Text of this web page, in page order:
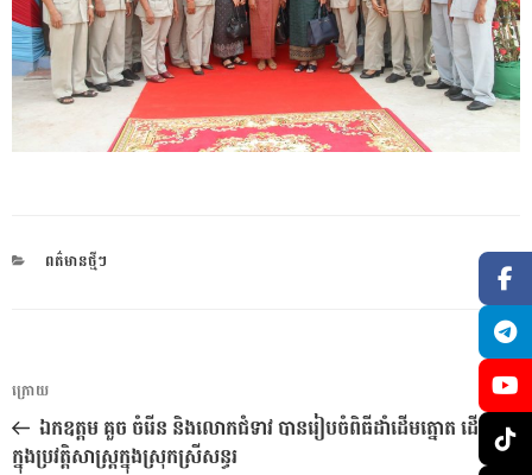
CATEGORIES
ពត៌មានថ្មីៗ
ការ​
នាំទិស​
ប្រកាស
អត្ថបទ
មុន
ក្រោយ
​ឯកឧត្តម គួច ចំរើន និងលោកជំទាវ បានរៀបចំពិធីដាំដើមត្នោត ដើម្បីចារ
ក្នុងប្រវត្តិសាស្រ្តក្នុងស្រុកស្រីសន្ធរ